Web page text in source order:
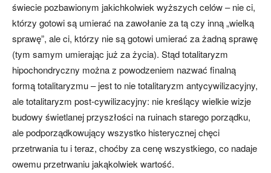
świecie pozbawionym jakichkolwiek wyższych celów – nie ci,
którzy gotowi są umierać na zawołanie za tą czy inną „wielką
sprawę”, ale ci, którzy nie są gotowi umierać za żadną sprawę
(tym samym umierając już za życia). Stąd totalitaryzm
hipochondryczny można z powodzeniem nazwać finalną
formą totalitaryzmu – jest to nie totalitaryzm antycywilizacyjny,
ale totalitaryzm post-cywilizacyjny: nie kreślący wielkie wizje
budowy świetlanej przyszłości na ruinach starego porządku,
ale podporządkowujący wszystko histerycznej chęci
przetrwania tu i teraz, choćby za cenę wszystkiego, co nadaje
owemu przetrwaniu jakąkolwiek wartość.